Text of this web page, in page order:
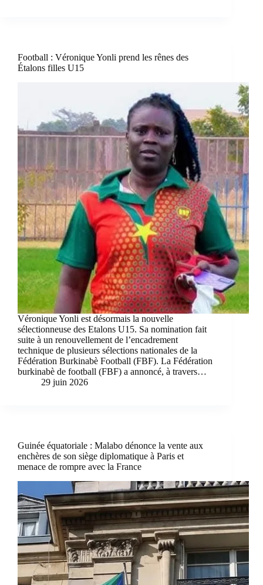
Football : Véronique Yonli prend les rênes des
Étalons filles U15
Véronique Yonli est désormais la nouvelle
sélectionneuse des Etalons U15. Sa nomination fait
suite à un renouvellement de l’encadrement
technique de plusieurs sélections nationales de la
Fédération Burkinabè Football (FBF). La Fédération
burkinabè de football (FBF) a annoncé, à travers…
29 juin 2026
Guinée équatoriale : Malabo dénonce la vente aux
enchères de son siège diplomatique à Paris et
menace de rompre avec la France